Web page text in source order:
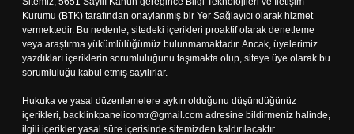
Kurumu (BTK) tarafından onaylanmış bir Yer Sağlayıcı olarak hizmet
vermektedir. Bu nedenle, sitedeki içerikleri proaktif olarak denetleme
veya araştırma yükümlülüğümüz bulunmamaktadır. Ancak, üyelerimiz
yazdıkları içeriklerin sorumluluğunu taşımakta olup, siteye üye olarak bu
sorumluluğu kabul etmiş sayılırlar.
Hukuka ve yasal düzenlemelere aykırı olduğunu düşündüğünüz
içerikleri, backlinkpanelicomtr@gmail.com adresine bildirmeniz halinde,
ilgili içerikler yasal süre içerisinde sitemizden kaldırılacaktır.